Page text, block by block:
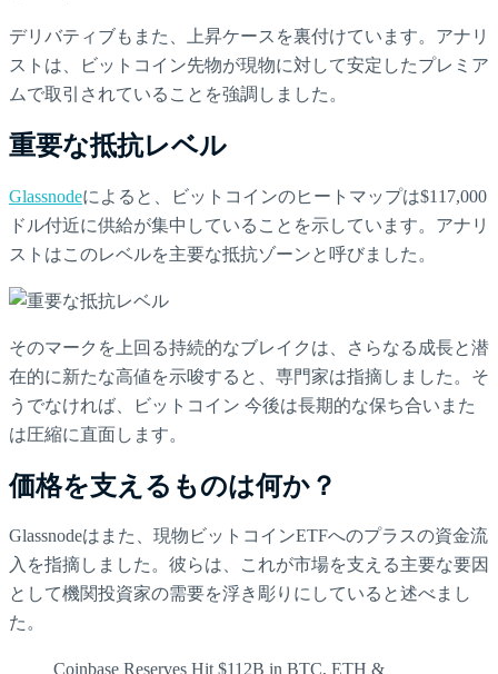
デリバティブもまた、上昇ケースを裏付けています。アナリ
ストは、ビットコイン先物が現物に対して安定したプレミア
ムで取引されていることを強調しました。
重要な抵抗レベル
Glassnodeによると、ビットコインのヒートマップは$117,000
ドル付近に供給が集中していることを示しています。アナリ
ストはこのレベルを主要な抵抗ゾーンと呼びました。
そのマークを上回る持続的なブレイクは、さらなる成長と潜
在的に新たな高値を示唆すると、専門家は指摘しました。そ
うでなければ、ビットコイン 今後は長期的な保ち合いまた
は圧縮に直面します。
価格を支えるものは何か？
Glassnodeはまた、現物ビットコインETFへのプラスの資金流
入を指摘しました。彼らは、これが市場を支える主要な要因
として機関投資家の需要を浮き彫りにしていると述べまし
た。
Coinbase Reserves Hit $112B in BTC, ETH &